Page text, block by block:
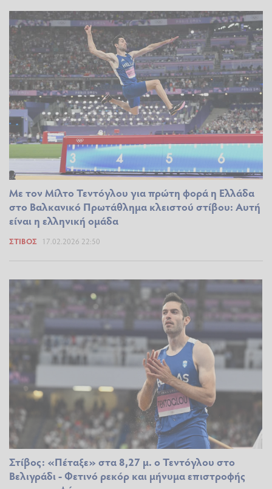
Με τον Μίλτο Τεντόγλου για πρώτη φορά η Ελλάδα
στο Βαλκανικό Πρωτάθλημα κλειστού στίβου: Αυτή
είναι η ελληνική ομάδα
ΣΤΊΒΟΣ 17.02.2026 22:50
Στίβος: «Πέταξε» στα 8,27 μ. ο Τεντόγλου στο
Βελιγράδι - Φετινό ρεκόρ και μήνυμα επιστροφής